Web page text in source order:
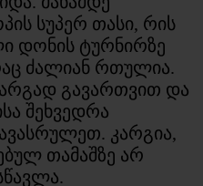
სუპერ თასი, რის
დონის ტურნირზე
ძალიან რთულია.
გავართვით და
შეხვედრა
კარგია,
თამაშზე არ